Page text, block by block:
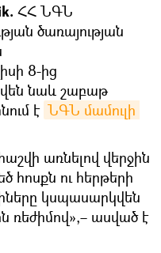
ՀՀ ՆԳՆ
ծառայության
8-ից
նաև շաբաթ
է ՆԳՆ մամուլի
առնելով վերջին
հոսքն ու հերթերի
կսպասարկվեն
ասված է